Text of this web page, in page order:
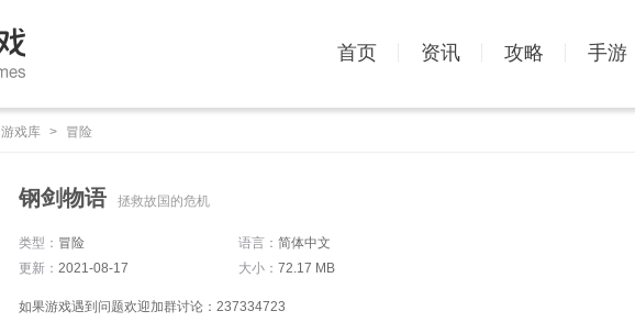
首页 资讯 攻略 手游
游戏库 > 冒险
钢剑物语 拯救故国的危机
类型： 冒险 语言： 简体中文
更新： 2021-08-17 大小： 72.17 MB
如果游戏遇到问题欢迎加群讨论：237334723